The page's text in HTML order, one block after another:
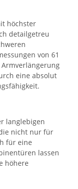
höchster
detailgetreu
von 61
eine absolut
langlebigen
nicht nur für
für eine
lassen
höhere